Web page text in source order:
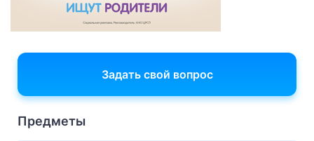
Задать свой вопрос
Предметы